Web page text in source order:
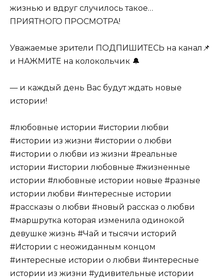
жизнью и вдруг случилось такое…
ПРИЯТНОГО ПРОСМОТРА!
Уважаемые зрители ПОДПИШИТЕСЬ на канал📌
и НАЖМИТЕ на колокольчик 🔔
— и каждый день Вас будут ждать новые
истории!
#любовные истории #истории любви
#истории из жизни #истории о любви
#истории о любви из жизни #реальные
истории #истории любовные #жизненные
истории #любовные истории новые #разные
истории любви #интересные истории
#рассказы о любви #новый рассказ о любви
#маршрутка которая изменила одинокой
девушке жизнь #Чай и тысячи историй
#Истории с неожиданным концом
#интересные истории о любви #интересные
истории из жизни #удивительные истории